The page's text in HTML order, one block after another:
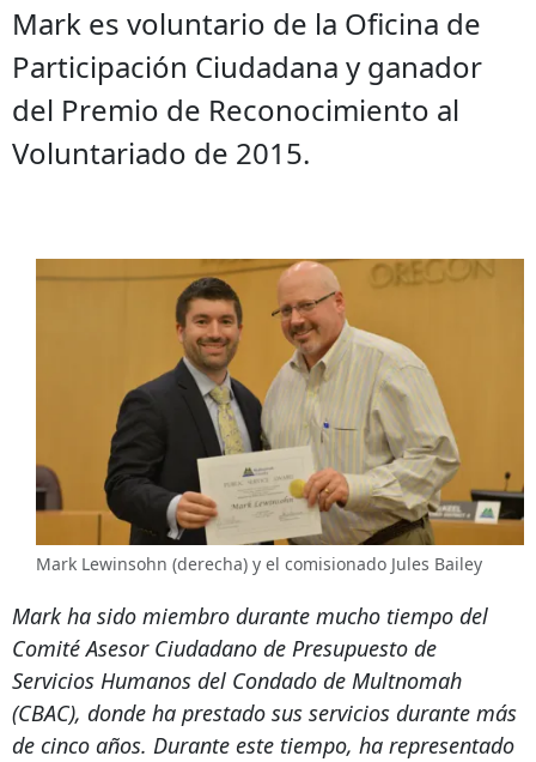
Mark es voluntario de la Oficina de
Participación Ciudadana y ganador
del Premio de Reconocimiento al
Voluntariado de 2015.
Mark Lewinsohn (derecha) y el comisionado Jules Bailey
Mark ha sido miembro durante mucho tiempo del
Comité Asesor Ciudadano de Presupuesto de
Servicios Humanos del Condado de Multnomah
(CBAC), donde ha prestado sus servicios durante más
de cinco años. Durante este tiempo, ha representado